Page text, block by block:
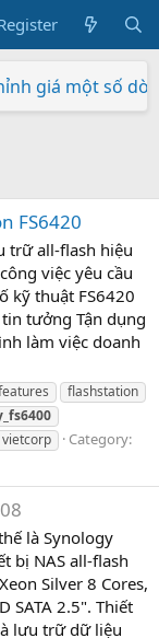
giá một số
FS6420
trữ all-flash hiệu
việc yêu cầu
kỹ thuật FS6420
tưởng Tận dụng
làm việc doanh
flashstation
vietcorp
Category:
là Synology
bị NAS all-flash
Silver 8 Cores,
SATA 2.5". Thiết
lưu trữ dữ liệu